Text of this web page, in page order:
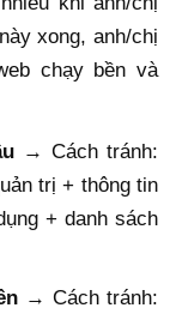
xong, anh/chị
chạy bền và
→ Cách tránh:
trị + thông tin
+ danh sách
→ Cách tránh: